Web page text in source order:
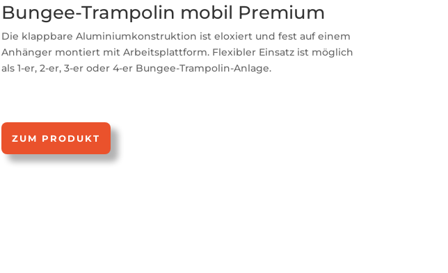
Bungee-Trampolin mobil Premium
Die klappbare Aluminiumkonstruktion ist eloxiert und fest auf einem
Anhänger montiert mit Arbeitsplattform. Flexibler Einsatz ist möglich
als 1-er, 2-er, 3-er oder 4-er Bungee-Trampolin-Anlage.
ZUM PRODUKT